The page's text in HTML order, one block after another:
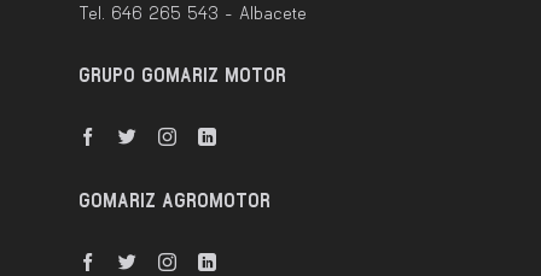
Tel. 646 265 543 - Albacete
GRUPO GOMARIZ MOTOR
GOMARIZ AGROMOTOR